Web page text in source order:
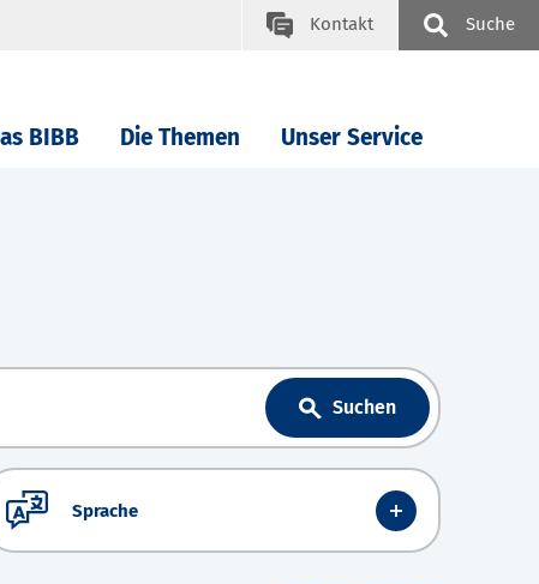
Kontakt Suche
BIBB Die Themen Unser Service
Suchen
Sprache